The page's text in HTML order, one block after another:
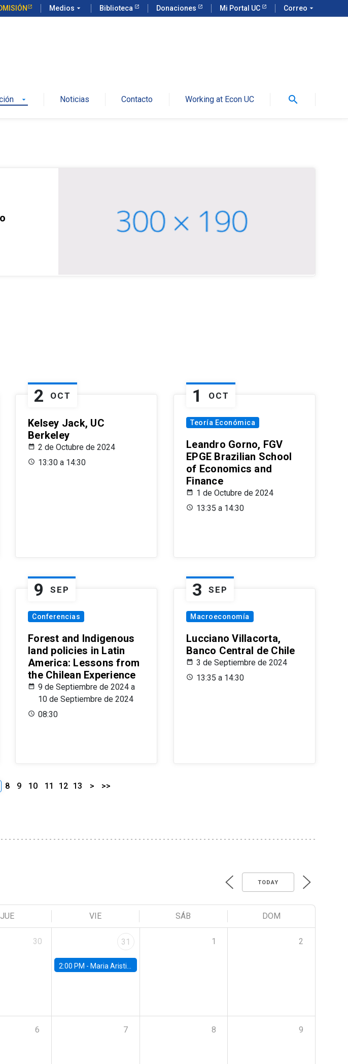
Medios arrow_drop_down Biblioteca Donaciones Mi Portal UC Correo arrow_drop_down
arrow_drop_down Noticias Contacto Working at Econ UC search
2 OCT
Kelsey Jack, UC
Berkeley
2 de Octubre de 2024
13:30 a 14:30
1 OCT
Teoría Económica
Leandro Gorno, FGV
EPGE Brazilian School
of Economics and
Finance
1 de Octubre de 2024
13:35 a 14:30
9 SEP
Conferencias
Forest and Indigenous
land policies in Latin
America: Lessons from
the Chilean Experience
9 de Septiembre de 2024 a
10 de Septiembre de 2024
08:30
3 SEP
Macroeconomía
Lucciano Villacorta,
Banco Central de Chile
3 de Septiembre de 2024
13:35 a 14:30
8 9 10 11 12 13 > >>
TODAY
JUE VIE SÁB DOM
30 31
2:00 PM - Maria Aristizabal-Ramirez, FED Board
1 2
6 7 8 9